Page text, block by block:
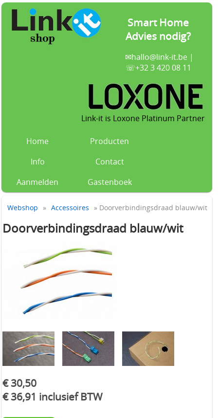
Smart Home
Advies nodig?
✉hallo@link-it.be|
☏+32 3 420 08 11
Link-it is Loxone Platinum Partner
Home
Producten
Info
Contact
Aanmelden
Gastenboek
Webshop » Accessoires » Doorverbindingsdraad blauw/wit
Doorverbindingsdraad blauw/wit
€ 30,50
€ 36,91 inclusief BTW